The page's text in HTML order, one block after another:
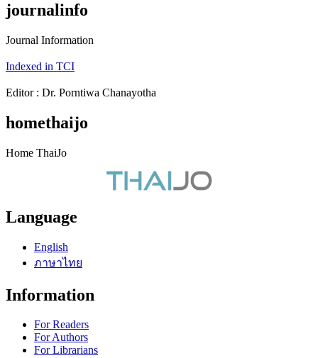
journalinfo
Journal Information
Indexed in TCI
Editor : Dr. Porntiwa Chanayotha
homethaijo
Home ThaiJo
Language
English
ภาษาไทย
Information
For Readers
For Authors
For Librarians